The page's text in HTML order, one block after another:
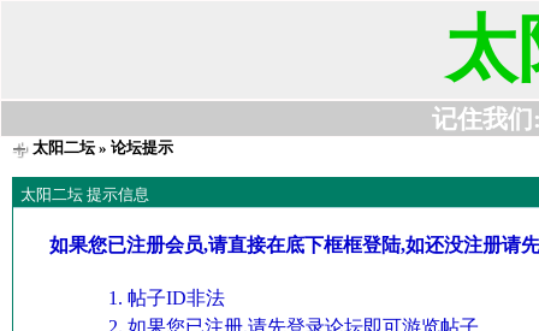
太
记住我们
太阳二坛» 论坛提示
太阳二坛 提示信息
如果您已注册会员,请直接在底下框框登陆,如还没注册请
帖子ID非法
如果您已注册,请先登录论坛即可游览帖子